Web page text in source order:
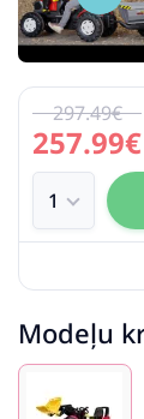
257.99€
297.49€
Modeļu